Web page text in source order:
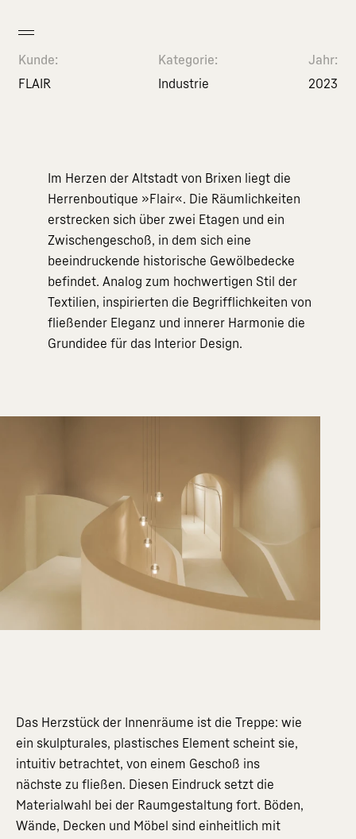
Kunde: Kategorie:
Jahr:
FLAIR
Industrie 2023
Im Herzen der Altstadt von Brixen liegt die
Herrenboutique »Flair«. Die Räumlichkeiten
erstrecken sich über zwei Etagen und ein
Zwischengeschoß, in dem sich eine
beeindruckende historische Gewölbedecke
befindet. Analog zum hochwertigen Stil der
Textilien, inspirierten die Begrifflichkeiten von
fließender Eleganz und innerer Harmonie die
Grundidee für das Interior Design.
Das Herzstück der Innenräume ist die Treppe: wie
ein skulpturales, plastisches Element scheint sie,
intuitiv betrachtet, von einem Geschoß ins
nächste zu fließen. Diesen Eindruck setzt die
Materialwahl bei der Raumgestaltung fort. Böden,
Wände, Decken und Möbel sind einheitlich mit